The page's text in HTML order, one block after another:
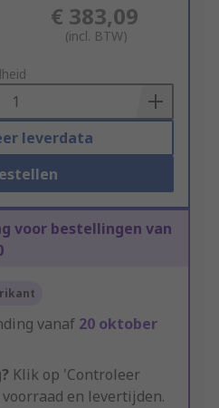
€ 383,09
(incl. BTW)
leverdata
voor bestellingen van
vanaf 20 oktober
Klik op 'Controleer
en levertijden.